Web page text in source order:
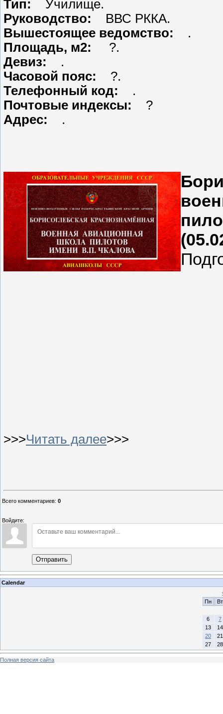
Тип: Училище.
Руководство: ВВС РККА.
Вышестоящее ведомство: .
Площадь, м2: ?.
Девиз: .
Часовой пояс: ?.
Телефонный код: .
Почтовые индексы:
?
Адрес:
.
>>>Читать далее>>>
Всего комментариев: 0
Войдите:
Отправить
Calendar
Пн
Вт
6
7
13
14
20
21
27
28
Полная версия сайта